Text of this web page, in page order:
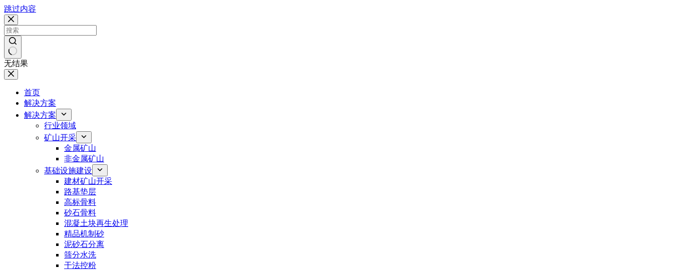
跳过内容
无结果
首页
解决方案
解决方案
行业领域
矿山开采
金属矿山
非金属矿山
基础设施建设
建材矿山开采
路基垫层
高标骨料
砂石骨料
混凝土块再生处理
精品机制砂
泥砂石分离
筛分水洗
干法控粉